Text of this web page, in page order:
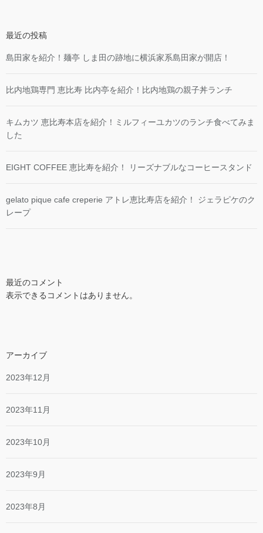
最近の投稿
島田家を紹介！麺亭 しま田の跡地に横浜家系島田家が開店！
比内地鶏専門 恵比寿 比内亭を紹介！比内地鶏の親子丼ランチ
キムカツ 恵比寿本店を紹介！ミルフィーユカツのランチ食べてみま
した
EIGHT COFFEE 恵比寿を紹介！ リーズナブルなコーヒースタンド
gelato pique cafe creperie アトレ恵比寿店を紹介！ ジェラピケのク
レープ
最近のコメント
表示できるコメントはありません。
アーカイブ
2023年12月
2023年11月
2023年10月
2023年9月
2023年8月